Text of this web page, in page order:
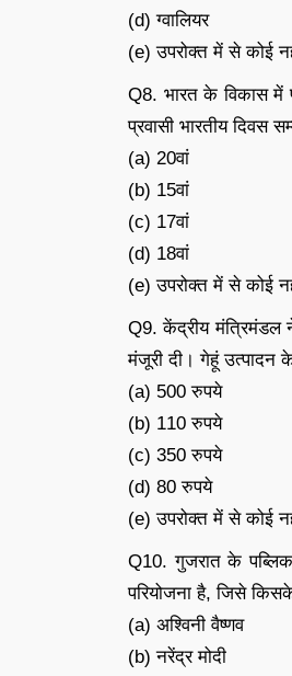
(d) ग्वालियर
(e) उपरोक्त में से कोई
Q8. भारत के विकास में
प्रवासी भारतीय दिवस
(a) 20वां
(b) 15वां
(c) 17वां
(d) 18वां
(e) उपरोक्त में से कोई
Q9. केंद्रीय मंत्रिमंडल
मंजूरी दी। गेहूं उत्पादन
(a) 500 रुपये
(b) 110 रुपये
(c) 350 रुपये
(d) 80 रुपये
(e) उपरोक्त में से कोई
Q10. गुजरात के
परियोजना है, जिसे किसके
(a) अश्विनी वैष्णव
(b) नरेंद्र मोदी